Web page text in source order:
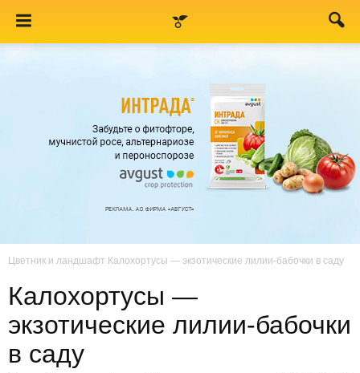
Цветник и ландшафт Калохортусы — экзотические лилии-бабочки в саду
Калохортусы —
экзотические лилии-бабочки
в саду